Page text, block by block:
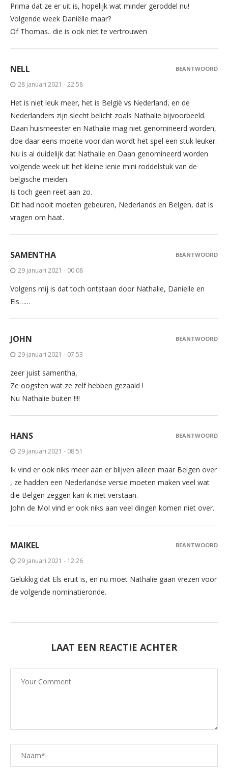
Prima dat ze er uit is, hopelijk wat minder geroddel nu!
Volgende week Daniëlle maar?
Of Thomas.. die is ook niet te vertrouwen
NELL
28 januari 2021 - 22:58
Het is niet leuk meer, het is België vs Nederland, en de
Nederlanders zijn slecht belicht zoals Nathalie bijvoorbeeld.
Daan huismeester en Nathalie mag niet genomineerd worden,
doe daar eens moeite voor.dan wordt het spel een stuk leuker.
Nu is al duidelijk dat Nathalie en Daan genomineerd worden
volgende week uit het kleine ienie mini roddelstuk van de
belgische meiden.
Is toch geen reet aan zo.
Dit had nooit moeten gebeuren, Nederlands en Belgen, dat is
vragen om haat.
BEANTWOORD
SAMENTHA
29 januari 2021 - 00:08
Volgens mij is dat toch ontstaan door Nathalie, Danielle en
Els……
BEANTWOORD
JOHN
29 januari 2021 - 07:53
zeer juist samentha,
Ze oogsten wat ze zelf hebben gezaaid !
Nu Nathalie buiten !!!!
BEANTWOORD
HANS
29 januari 2021 - 08:51
Ik vind er ook niks meer aan er blijven alleen maar Belgen over
, ze hadden een Nederlandse versie moeten maken veel wat
die Belgen zeggen kan ik niet verstaan.
John de Mol vind er ook niks aan veel dingen komen niet over.
BEANTWOORD
MAIKEL
29 januari 2021 - 12:26
Gelukkig dat Els eruit is, en nu moet Nathalie gaan vrezen voor
de volgende nominatieronde.
BEANTWOORD
LAAT EEN REACTIE ACHTER